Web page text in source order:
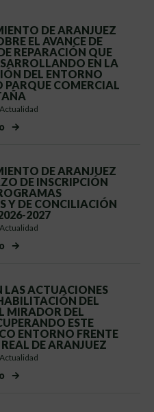
DE ARANJUEZ
EL AVANCE DE
REPARACIÓN QUE
EN LA
DEL ENTORNO
PARQUE COMERCIAL
Actualidad
DE ARANJUEZ
DE INSCRIPCIÓN
Y DE CONCILIACIÓN
2027
Actualidad
LAS ACTUACIONES
DEL
MIRADOR DEL
ESTE
ENTORNO FRENTE
DE ARANJUEZ
Actualidad